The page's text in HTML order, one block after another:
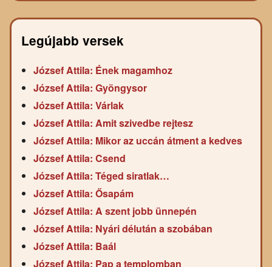
Legújabb versek
József Attila: Ének magamhoz
József Attila: Gyöngysor
József Attila: Várlak
József Attila: Amit szivedbe rejtesz
József Attila: Mikor az uccán átment a kedves
József Attila: Csend
József Attila: Téged siratlak…
József Attila: Ősapám
József Attila: A szent jobb ünnepén
József Attila: Nyári délután a szobában
József Attila: Baál
József Attila: Pap a templomban